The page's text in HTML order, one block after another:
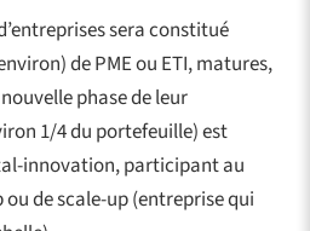
sera constitué
de PME ou ETI, matures,
phase de leur
1/4 du portefeuille) est
innovation, participant au
de scale-up (entreprise qui